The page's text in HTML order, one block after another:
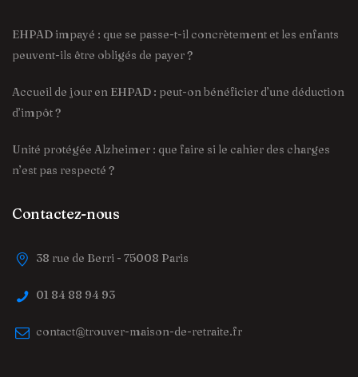
EHPAD impayé : que se passe-t-il concrètement et les enfants
peuvent-ils être obligés de payer ?
Accueil de jour en EHPAD : peut-on bénéficier d’une déduction
d’impôt ?
Unité protégée Alzheimer : que faire si le cahier des charges
n’est pas respecté ?
Contactez-nous
38 rue de Berri - 75008 Paris
01 84 88 94 93
contact@trouver-maison-de-retraite.fr